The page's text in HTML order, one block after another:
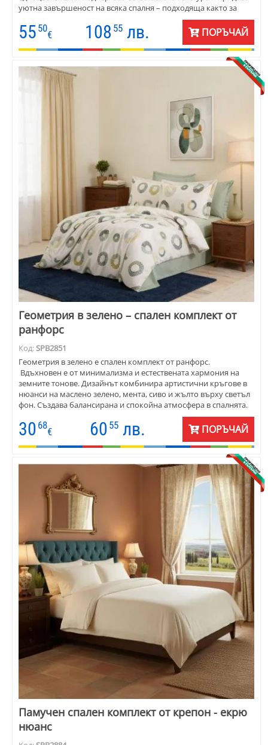
уютна завършеност на всяка спалня – подходяща както за
55 50
€ 108 55 лв. ПОРЪЧАЙ
Геометрия в зелено – спален комплект от
ранфорс
Код:SPB2851
Геометрия в зелено е спален комплект от ранфорс.
Вдъхновен е от минимализма и естествената хармония на
земните тонове. Дизайнът комбинира артистични кръгове в
нюанси на маслено зелено, мента, сиво и жълто върху светъл
фон. Създава балансирана и спокойна атмосфера в спалнята.
Материята е дишаща, устойчива и приятна на допир - отличен
избор за целогодишна употреба. Комплектът се предлага в
различни размери и комбинации. Подходящ е за дома, за
стилни къщи за гости, за хотели. Геометрия в зелено е избор
за интелигентни хора, които ценят качеството и дизайна.
30 68
€ 60 55лв. ПОРЪЧАЙ
Памучен спален комплект от крепон - екрю
нюанс